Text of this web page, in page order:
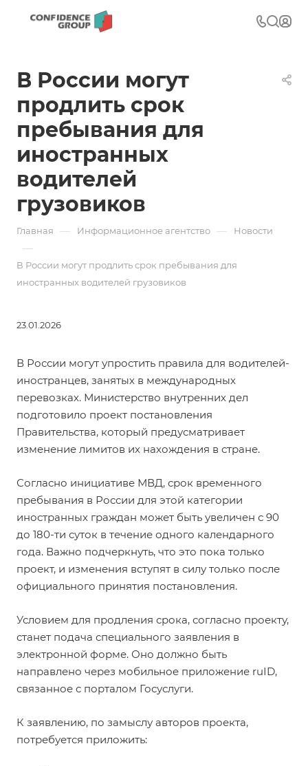
В России могут
продлить срок
пребывания для
иностранных
водителей
грузовиков
Главная — Информационное агентство — Новости
—
В России могут продлить срок пребывания для
иностранных водителей грузовиков
23.01.2026
В России могут упростить правила для водителей-
иностранцев, занятых в международных
перевозках. Министерство внутренних дел
подготовило проект постановления
Правительства, который предусматривает
изменение лимитов их нахождения в стране.
Согласно инициативе МВД, срок временного
пребывания в России для этой категории
иностранных граждан может быть увеличен с 90
до 180-ти суток в течение одного календарного
года. Важно подчеркнуть, что это пока только
проект, и изменения вступят в силу только после
официального принятия постановления.
Условием для продления срока, согласно проекту,
станет подача специального заявления в
электронной форме. Оно должно быть
направлено через мобильное приложение ruID,
связанное с порталом Госуслуги.
К заявлению, по замыслу авторов проекта,
потребуется приложить: